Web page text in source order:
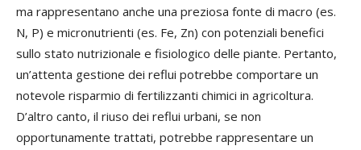
ma rappresentano anche una preziosa fonte di macro (es.
N, P) e micronutrienti (es. Fe, Zn) con potenziali benefici
sullo stato nutrizionale e fisiologico delle piante. Pertanto,
un’attenta gestione dei reflui potrebbe comportare un
notevole risparmio di fertilizzanti chimici in agricoltura.
D’altro canto, il riuso dei reflui urbani, se non
opportunamente trattati, potrebbe rappresentare un